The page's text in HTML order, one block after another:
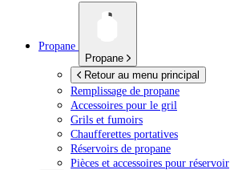
Propane
Propane
Retour au menu principal
Remplissage de propane
Accessoires pour le gril
Grils et fumoirs
Chaufferettes portatives
Réservoirs de propane
Pièces et accessoires pour réservoir